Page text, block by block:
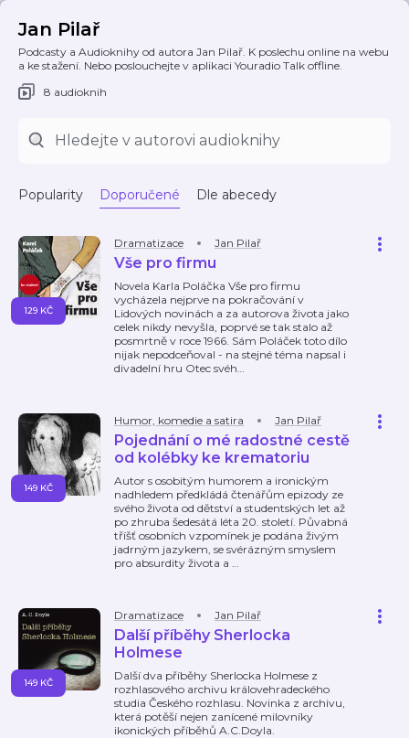
Jan Pilař
Podcasty a Audioknihy od autora Jan Pilař. K poslechu online na webu
a ke stažení. Nebo poslouchejte v aplikaci Youradio Talk offline.
8 audioknih
Popularity Doporučené Dle abecedy
Dramatizace Jan Pilař
Vše pro firmu
Novela Karla Poláčka Vše pro firmu
vycházela nejprve na pokračování v
Lidových novinách a za autorova života jako
celek nikdy nevyšla, poprvé se tak stalo až
posmrtně v roce 1966. Sám Poláček toto dílo
nijak nepodceňoval - na stejné téma napsal i
divadelní hru Otec svéh…
129 KČ
Humor, komedie a satira Jan Pilař
Pojednání o mé radostné cestě
od kolébky ke krematoriu
Autor s osobitým humorem a ironickým
nadhledem předkládá čtenářům epizody ze
svého života od dětství a studentských let až
po zhruba šedesátá léta 20. století. Půvabná
tříšť osobních vzpomínek je podána živým
jadrným jazykem, se svérázným smyslem
pro absurdity života a …
149 KČ
Dramatizace Jan Pilař
Další příběhy Sherlocka
Holmese
Další dva příběhy Sherlocka Holmese z
rozhlasového archivu královehradeckého
studia Českého rozhlasu. Novinka z archivu,
která potěší nejen zanícené milovníky
ikonických příběhů A.C.Doyla.
149 KČ